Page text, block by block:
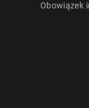
Obowiązek